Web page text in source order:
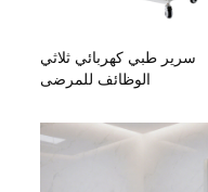
سرير طبي كهربائي ثلاثي
الوظائف للمرضى